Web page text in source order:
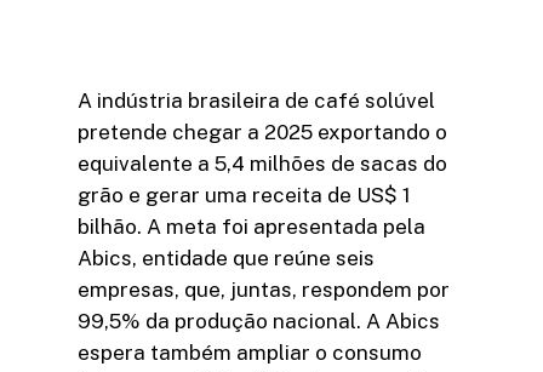
A indústria brasileira de café solúvel
pretende chegar a 2025 exportando o
equivalente a 5,4 milhões de sacas do
grão e gerar uma receita de US$ 1
bilhão. A meta foi apresentada pela
Abics, entidade que reúne seis
empresas, que, juntas, respondem por
99,5% da produção nacional. A Abics
espera também ampliar o consumo